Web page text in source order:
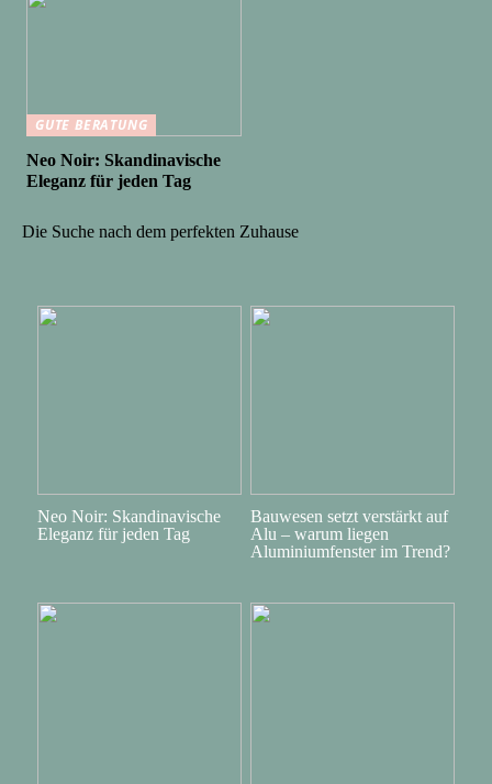
GUTE BERATUNG
Neo Noir: Skandinavische
Eleganz für jeden Tag
Die Suche nach dem perfekten Zuhause
Neo Noir: Skandinavische
Eleganz für jeden Tag
Bauwesen setzt verstärkt auf
Alu – warum liegen
Aluminiumfenster im Trend?